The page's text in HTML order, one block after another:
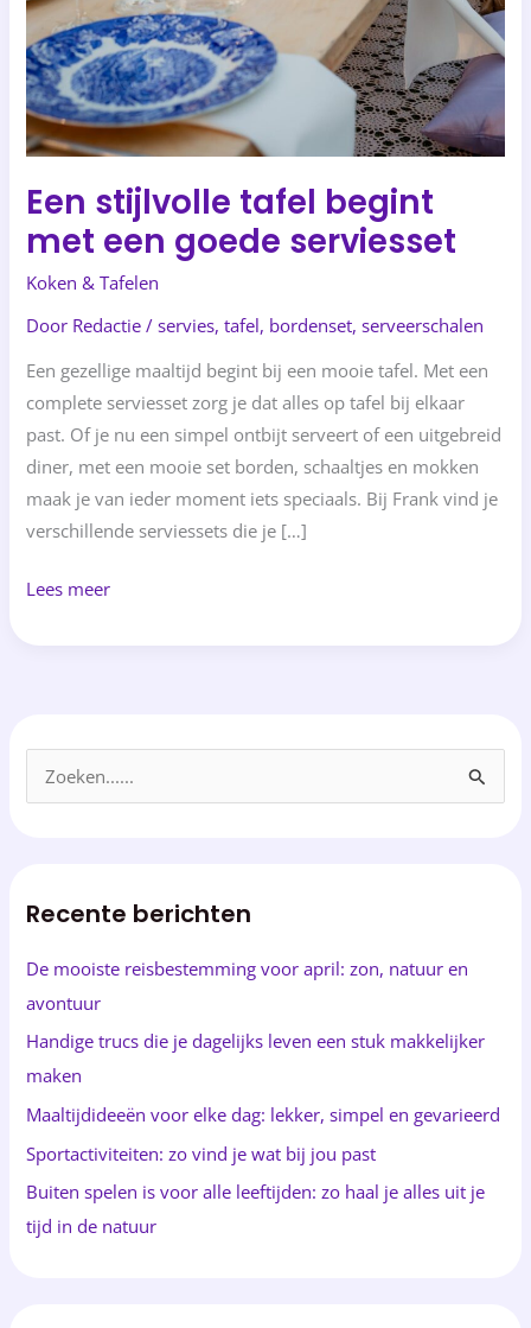
Een stijlvolle tafel begint
met een goede serviesset
Koken & Tafelen
Door Redactie/servies,tafel, bordenset,serveerschalen
Een gezellige maaltijd begint bij een mooie tafel. Met een
complete serviesset zorg je dat alles op tafel bij elkaar
past. Of je nu een simpel ontbijt serveert of een uitgebreid
diner, met een mooie set borden, schaaltjes en mokken
maak je van ieder moment iets speciaals. Bij Frank vind je
verschillende serviessets die je […]
serviesset
Lees meer
e
a
r
:
Recente berichten
De mooiste reisbestemming voor april: zon, natuur en
avontuur
Handige trucs die je dagelijks leven een stuk makkelijker
maken
Maaltijdideeën voor elke dag: lekker, simpel en gevarieerd
Sportactiviteiten: zo vind je wat bij jou past
Buiten spelen is voor alle leeftijden: zo haal je alles uit je
tijd in de natuur